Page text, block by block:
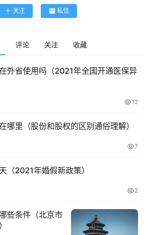
关注 私信
评论 关注 收藏
外省使用吗（2021年全国开通医保异
12
哪里（股份和股权的区别通俗理解）
7
（2021年婚假新政策）
2
些条件（北京市